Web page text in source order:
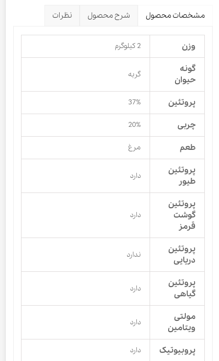
مشخصات محصول شرح محصول نظرات
وزن 2 کیلوگرم
گونه
حیوان
گربه
پروتئین 37%
چربی 20%
طعم مرغ
پروتئین
طیور
دارد
پروتئین
گوشت
قرمز
دارد
پروتئین
دریایی
ندارد
پروتئین
گیاهی
دارد
مولتی
ویتامین
دارد
پروبیوتیک دارد